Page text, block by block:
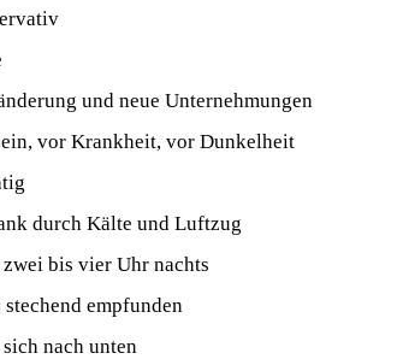
und neue Unternehmungen
vor Krankheit, vor Dunkelheit
durch Kälte und Luftzug
bis vier Uhr nachts
stechend empfunden
nach unten